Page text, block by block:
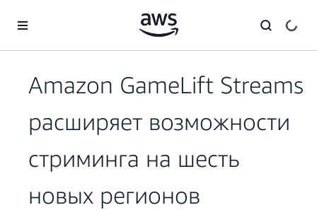
Перейти к главному контенту
Amazon GameLift Streams
расширяет возможности
стриминга на шесть
новых регионов